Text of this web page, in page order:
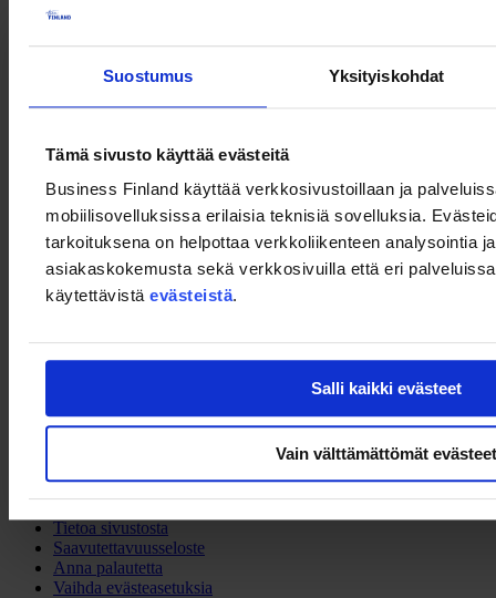
Suostumus Yksityiskohdat
Tämä sivusto käyttää evästeitä
Business Finland käyttää verkkosivustoillaan ja
mobiilisovelluksissa erilaisia teknisiä sovelluksia.
tarkoituksena on helpottaa verkkoliikenteen analysointia
asiakaskokemusta sekä verkkosivuilla että eri
käytettävistä evästeistä.
Salli kaikki evästeet
Vain välttämättömät evästeet
suurlähetystöstä, Business Finlandista ja Suomen kauppakamarista
kokemuksia suomalaisilta yrityksiltä, jotka tekevät liiketoimintaa
Intiassa.
Tilaisuus on englanniksi. Katso lisätietoatästä.
Team Finland
Linkkejä
Tietoa sivustosta
Saavutettavuusseloste
Anna palautetta
Vaihda evästeasetuksia